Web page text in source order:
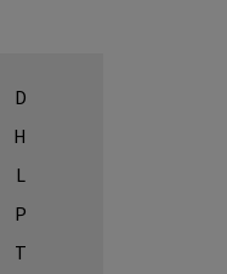
D
H
L
P
T